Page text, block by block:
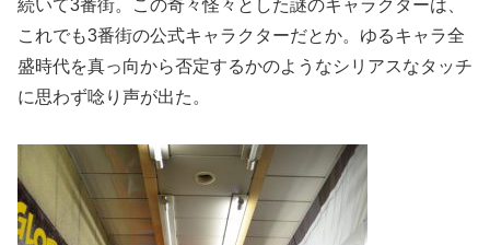
続いて3番街。この奇々怪々とした謎のキャラクターは、
これでも3番街の公式キャラクターだとか。ゆるキャラ全
盛時代を真っ向から否定するかのようなシリアスなタッチ
に思わず唸り声が出た。